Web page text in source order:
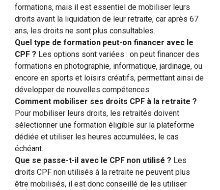
formations, mais il est essentiel de mobiliser leurs
droits avant la liquidation de leur retraite, car après 67
ans, les droits ne sont plus consultables.
Quel type de formation peut-on financer avec le
CPF ? Les options sont variées : on peut financer des
formations en photographie, informatique, jardinage, ou
encore en sports et loisirs créatifs, permettant ainsi de
développer de nouvelles compétences.
Comment mobiliser ses droits CPF à la retraite ?
Pour mobiliser leurs droits, les retraités doivent
sélectionner une formation éligible sur la plateforme
dédiée et utiliser les heures accumulées, le cas
échéant.
Que se passe-t-il avec le CPF non utilisé ? Les
droits CPF non utilisés à la retraite ne peuvent plus
être mobilisés, il est donc conseillé de les utiliser